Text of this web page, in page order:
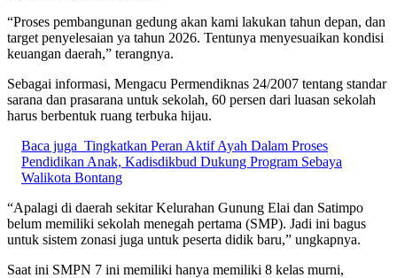
“Proses pembangunan gedung akan kami lakukan tahun depan, dan
target penyelesaian ya tahun 2026. Tentunya menyesuaikan kondisi
keuangan daerah,” terangnya.
Sebagai informasi, Mengacu Permendiknas 24/2007 tentang standar
sarana dan prasarana untuk sekolah, 60 persen dari luasan sekolah
harus berbentuk ruang terbuka hijau.
Baca juga Tingkatkan Peran Aktif Ayah Dalam Proses
Pendidikan Anak, Kadisdikbud Dukung Program Sebaya
Walikota Bontang
“Apalagi di daerah sekitar Kelurahan Gunung Elai dan Satimpo
belum memiliki sekolah menegah pertama (SMP). Jadi ini bagus
untuk sistem zonasi juga untuk peserta didik baru,” ungkapnya.
Saat ini SMPN 7 ini memiliki hanya memiliki 8 kelas murni,